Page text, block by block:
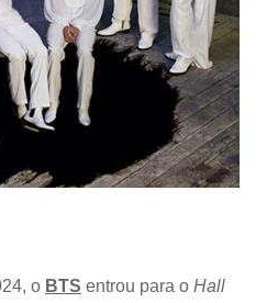
o BTS entrou para o Hall